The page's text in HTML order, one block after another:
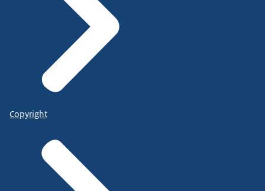
Copyright